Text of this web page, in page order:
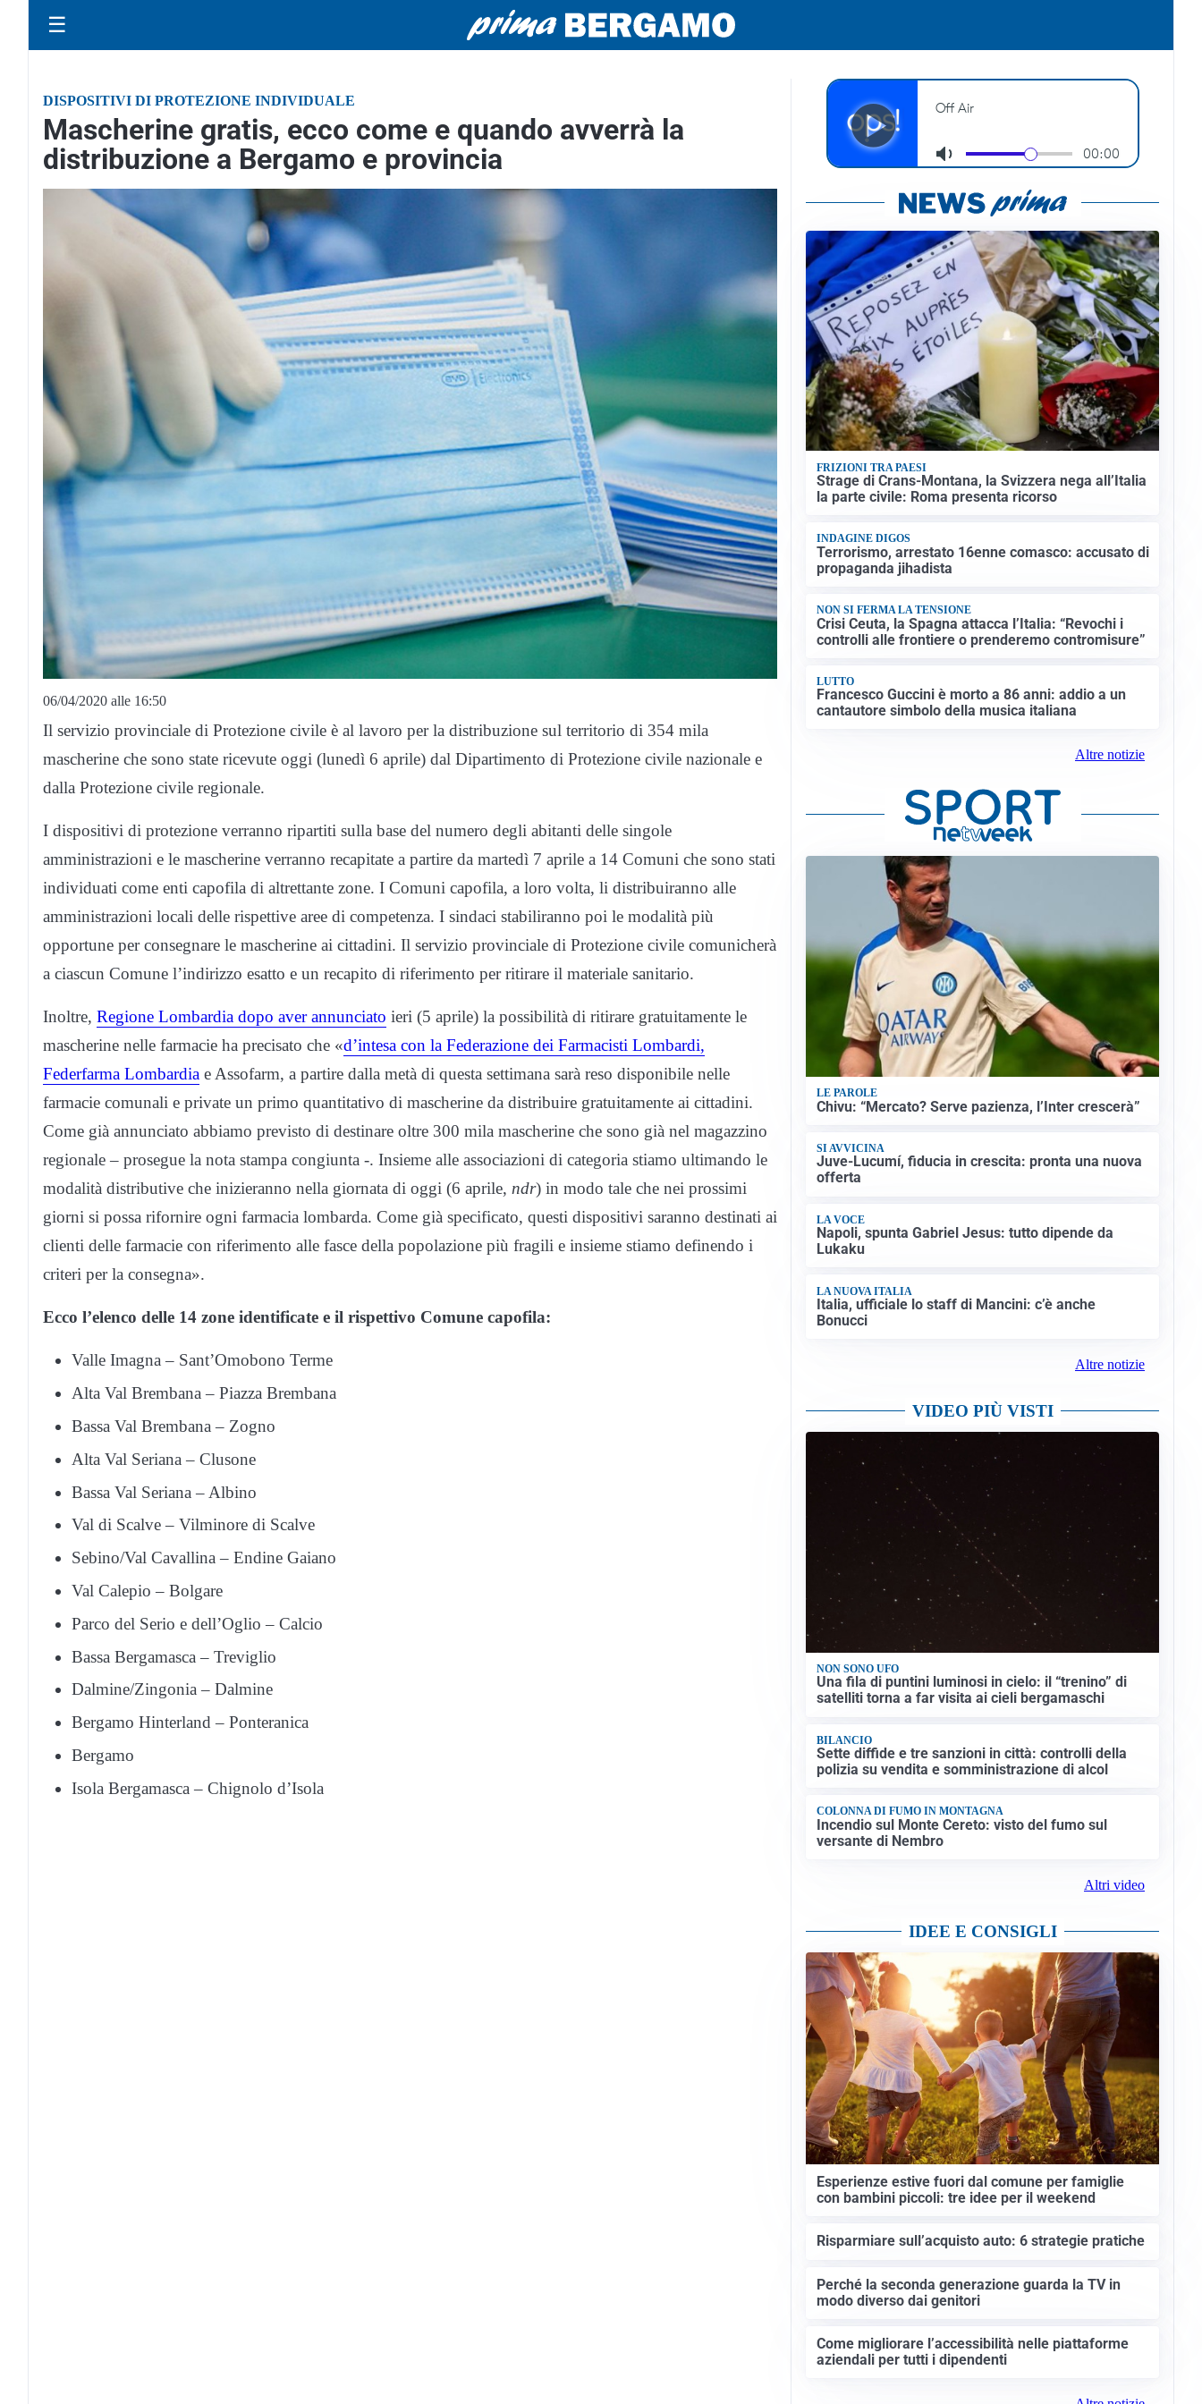
☰
DISPOSITIVI DI PROTEZIONE INDIVIDUALE
Mascherine gratis, ecco come e quando avverrà la
distribuzione a Bergamo e provincia
06/04/2020 alle 16:50
Il servizio provinciale di Protezione civile è al lavoro per la distribuzione sul territorio di 354 mila
mascherine che sono state ricevute oggi (lunedì 6 aprile) dal Dipartimento di Protezione civile nazionale e
dalla Protezione civile regionale.
I dispositivi di protezione verranno ripartiti sulla base del numero degli abitanti delle singole
amministrazioni e le mascherine verranno recapitate a partire da martedì 7 aprile a 14 Comuni che sono stati
individuati come enti capofila di altrettante zone. I Comuni capofila, a loro volta, li distribuiranno alle
amministrazioni locali delle rispettive aree di competenza. I sindaci stabiliranno poi le modalità più
opportune per consegnare le mascherine ai cittadini. Il servizio provinciale di Protezione civile comunicherà
a ciascun Comune l’indirizzo esatto e un recapito di riferimento per ritirare il materiale sanitario.
Inoltre, Regione Lombardia dopo aver annunciato ieri (5 aprile) la possibilità di ritirare gratuitamente le
mascherine nelle farmacie ha precisato che «d’intesa con la Federazione dei Farmacisti Lombardi,
Federfarma Lombardia e Assofarm, a partire dalla metà di questa settimana sarà reso disponibile nelle
farmacie comunali e private un primo quantitativo di mascherine da distribuire gratuitamente ai cittadini.
Come già annunciato abbiamo previsto di destinare oltre 300 mila mascherine che sono già nel magazzino
regionale – prosegue la nota stampa congiunta -. Insieme alle associazioni di categoria stiamo ultimando le
modalità distributive che inizieranno nella giornata di oggi (6 aprile, ndr) in modo tale che nei prossimi
giorni si possa rifornire ogni farmacia lombarda. Come già specificato, questi dispositivi saranno destinati ai
clienti delle farmacie con riferimento alle fasce della popolazione più fragili e insieme stiamo definendo i
criteri per la consegna».
Ecco l’elenco delle 14 zone identificate e il rispettivo Comune capofila:
Valle Imagna – Sant’Omobono Terme
Alta Val Brembana – Piazza Brembana
Bassa Val Brembana – Zogno
Alta Val Seriana – Clusone
Bassa Val Seriana – Albino
Val di Scalve – Vilminore di Scalve
Sebino/Val Cavallina – Endine Gaiano
Val Calepio – Bolgare
Parco del Serio e dell’Oglio – Calcio
Bassa Bergamasca – Treviglio
Dalmine/Zingonia – Dalmine
Bergamo Hinterland – Ponteranica
Bergamo
Isola Bergamasca – Chignolo d’Isola
FRIZIONI TRA PAESI
Strage di Crans-Montana, la Svizzera nega all’Italia
la parte civile: Roma presenta ricorso
INDAGINE DIGOS
Terrorismo, arrestato 16enne comasco: accusato di
propaganda jihadista
NON SI FERMA LA TENSIONE
Crisi Ceuta, la Spagna attacca l’Italia: “Revochi i
controlli alle frontiere o prenderemo contromisure”
LUTTO
Francesco Guccini è morto a 86 anni: addio a un
cantautore simbolo della musica italiana
Altre notizie
LE PAROLE
Chivu: “Mercato? Serve pazienza, l’Inter crescerà”
SI AVVICINA
Juve-Lucumí, fiducia in crescita: pronta una nuova
offerta
LA VOCE
Napoli, spunta Gabriel Jesus: tutto dipende da
Lukaku
LA NUOVA ITALIA
Italia, ufficiale lo staff di Mancini: c’è anche
Bonucci
Altre notizie
VIDEO PIÙ VISTI
NON SONO UFO
Una fila di puntini luminosi in cielo: il “trenino” di
satelliti torna a far visita ai cieli bergamaschi
BILANCIO
Sette diffide e tre sanzioni in città: controlli della
polizia su vendita e somministrazione di alcol
COLONNA DI FUMO IN MONTAGNA
Incendio sul Monte Cereto: visto del fumo sul
versante di Nembro
Altri video
IDEE E CONSIGLI
Esperienze estive fuori dal comune per famiglie
con bambini piccoli: tre idee per il weekend
Risparmiare sull’acquisto auto: 6 strategie pratiche
Perché la seconda generazione guarda la TV in
modo diverso dai genitori
Come migliorare l’accessibilità nelle piattaforme
aziendali per tutti i dipendenti